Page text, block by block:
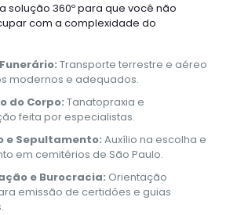
solução 360º para que você não
com a complexidade do
Transporte terrestre e aéreo
modernos e adequados.
do Corpo: Tanatopraxia e
feita por especialistas.
e Sepultamento: Auxílio na escolha e
em cemitérios de São Paulo.
e Burocracia: Orientação
emissão de certidões e guias